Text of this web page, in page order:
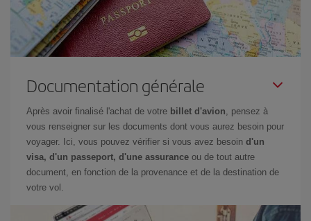
Documentation générale
Après avoir finalisé l'achat de votre billet d'avion , pensez à
vous renseigner sur les documents dont vous aurez besoin pour
voyager. Ici, vous pouvez vérifier si vous avez besoin d'un
visa, d'un passeport, d'une assurance ou de tout autre
document, en fonction de la provenance et de la destination de
votre vol.